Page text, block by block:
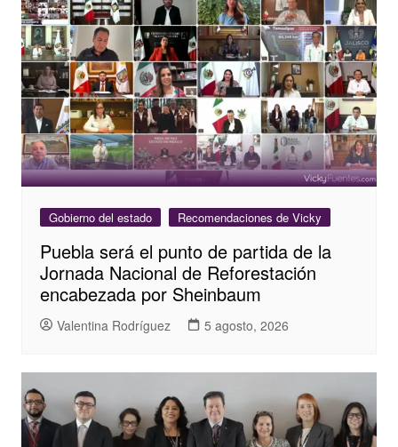
Gobierno del estado Recomendaciones de Vicky
Puebla será el punto de partida de la
Jornada Nacional de Reforestación
encabezada por Sheinbaum
Valentina Rodríguez 5 agosto, 2026